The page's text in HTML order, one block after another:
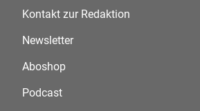
Kontakt zur Redaktion
Newsletter
Aboshop
Podcast